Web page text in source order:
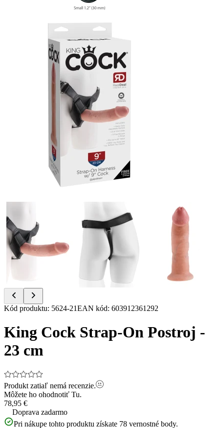
Item
of
Kód produktu: 5624-21EAN kód: 603912361292
King Cock Strap-On Postroj -
23 cm
Produkt zatiaľ nemá recenzie.
Môžete ho ohodnotiť Tu.
78,95 €
Doprava zadarmo
Pri nákupe tohto produktu získate 78 vernostné body.